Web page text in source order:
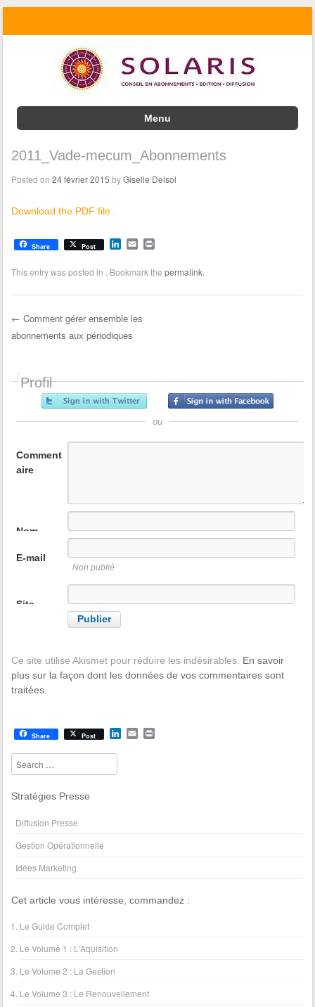
Menu
2011_Vade-mecum_Abonnements
Posted on 24 février 2015 byGiselle Delsol
Download the PDF file .
Share Post
L
k
n
E
i
n
This entry was posted in . Bookmark the permalink.
Post navigation
← Comment gérer ensemble les
abonnements aux périodiques
Profil
ou
Comment
aire
Nom
E-mail
Non publié
Site
Ce site utilise Akismet pour réduire les indésirables. En savoir
plus sur la façon dont les données de vos commentaires sont
traitées.
Share Post L
i
E
m
P
r
Search
Stratégies Presse
Diffusion Presse
Gestion Opérationnelle
Idées Marketing
Cet article vous intéresse, commandez :
Le Guide Complet
Le Volume 1 : L'Aquisition
Le Volume 2 : La Gestion
Le Volume 3 : Le Renouvellement